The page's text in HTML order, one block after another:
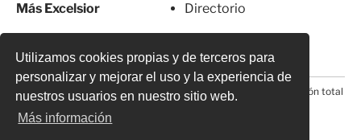
Utilizamos cookies propias y de terceros para
personalizar y mejorar el uso y la experiencia de
nuestros usuarios en nuestro sitio web.
Más información
Más Excelsior
Mujeres
Directorio
Suscripciones
© 2026 Todos los derechos reservados. Prohibida la reproducción total
o parcial, incluyendo cualquier medio electrónico*